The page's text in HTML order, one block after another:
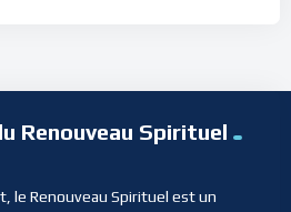
Renouveau Spirituel
le Renouveau Spirituel est un